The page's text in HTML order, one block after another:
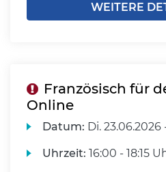
WEITERE
Französisch für
Online
Datum: Di. 23.06.2026
Uhrzeit: 16:00 - 18:15